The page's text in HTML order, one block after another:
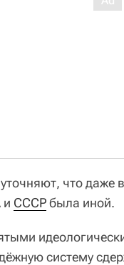
что даже
и СССРбыла иной.
систему